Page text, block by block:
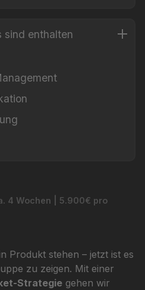
sind enthalten
4 Wochen | 5.900€ pro
Produkt stehen – jetzt ist es
zu zeigen. Mit einer
Strategie gehen wir